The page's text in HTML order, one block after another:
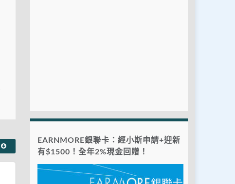
EARNMORE銀聯卡：經小斯申請+迎新
有$1500！全年2%現金回贈！